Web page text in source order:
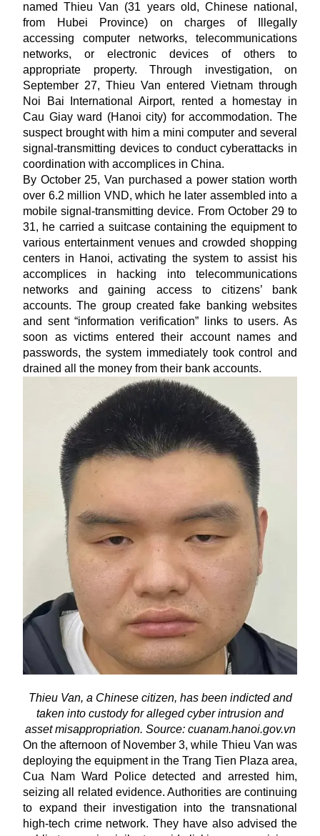
named Thieu Van (31 years old, Chinese national,
from Hubei Province) on charges of Illegally
accessing computer networks, telecommunications
networks, or electronic devices of others to
appropriate property. Through investigation, on
September 27, Thieu Van entered Vietnam through
Noi Bai International Airport, rented a homestay in
Cau Giay ward (Hanoi city) for accommodation. The
suspect brought with him a mini computer and several
signal-transmitting devices to conduct cyberattacks in
coordination with accomplices in China.
By October 25, Van purchased a power station worth
over 6.2 million VND, which he later assembled into a
mobile signal-transmitting device. From October 29 to
31, he carried a suitcase containing the equipment to
various entertainment venues and crowded shopping
centers in Hanoi, activating the system to assist his
accomplices in hacking into telecommunications
networks and gaining access to citizens’ bank
accounts. The group created fake banking websites
and sent “information verification” links to users. As
soon as victims entered their account names and
passwords, the system immediately took control and
drained all the money from their bank accounts.
Thieu Van, a Chinese citizen, has been indicted and
taken into custody for alleged cyber intrusion and
asset misappropriation. Source: cuanam.hanoi.gov.vn
On the afternoon of November 3, while Thieu Van was
deploying the equipment in the Trang Tien Plaza area,
Cua Nam Ward Police detected and arrested him,
seizing all related evidence. Authorities are continuing
to expand their investigation into the transnational
high-tech crime network. They have also advised the